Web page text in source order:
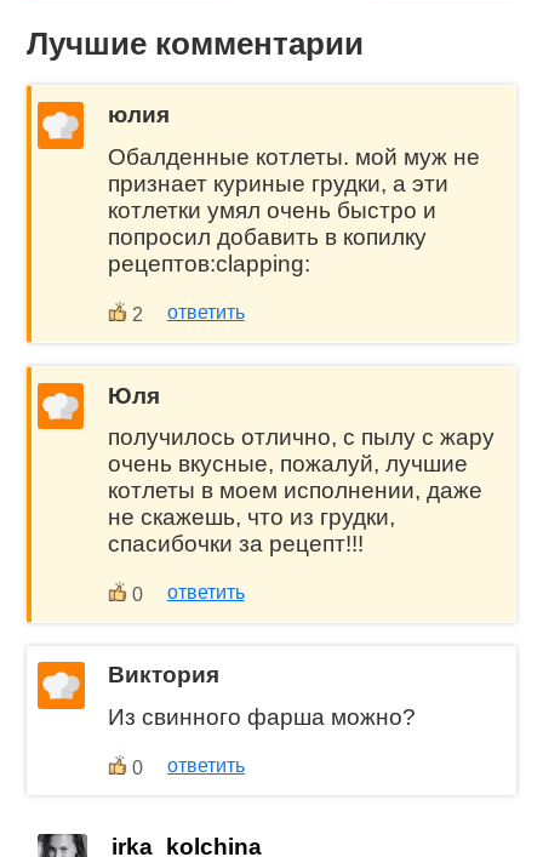
Лучшие комментарии
юлия
Обалденные котлеты. мой муж не
признает куриные грудки, а эти
котлетки умял очень быстро и
попросил добавить в копилку
рецептов:clapping:
2 ответить
Юля
получилось отлично, с пылу с жару
очень вкусные, пожалуй, лучшие
котлеты в моем исполнении, даже
не скажешь, что из грудки,
спасибочки за рецепт!!!
0 ответить
Виктория
Из свинного фарша можно?
0 ответить
irka_kolchina